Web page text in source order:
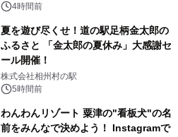
4時間前
夏を遊び尽くせ！道の駅足柄金太郎の
ふるさと 「金太郎の夏休み」大感謝セ
ール開催！
株式会社相州村の駅
5時間前
わんわんリゾート 粟津の"看板犬"の名
前をみんなで決めよう！ Instagramで